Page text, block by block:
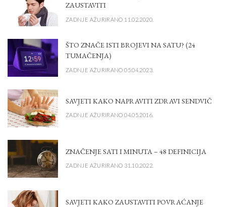
ZAUSTAVITI
ZADNJE AŽURIRANO 11.02.2020.
ŠTO ZNAČE ISTI BROJEVI NA SATU? (24
TUMAČENJA)
ZADNJE AŽURIRANO 05.04.2023.
SAVJETI KAKO NAPRAVITI ZDRAVI SENDVIČ
ZADNJE AŽURIRANO 04.05.2016.
ZNAČENJE SATI I MINUTA – 48 DEFINICIJA
ZADNJE AŽURIRANO 31.10.2022.
SAVJETI KAKO ZAUSTAVITI POVRAĆANJE